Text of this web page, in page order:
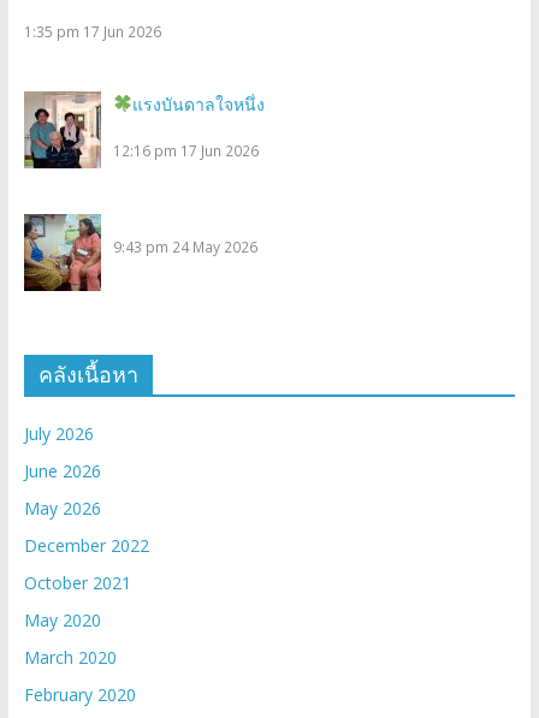
1:35 pm 17 Jun 2026
แรงบันดาลใจหนึ่ง
12:16 pm 17 Jun 2026
9:43 pm 24 May 2026
คลังเนื้อหา
July 2026
June 2026
May 2026
December 2022
October 2021
May 2020
March 2020
February 2020